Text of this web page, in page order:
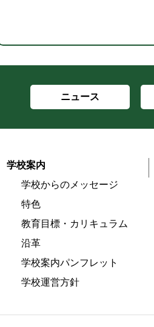
ニュース
学校案内
学校からのメッセージ
特色
教育目標・カリキュラム
沿革
学校案内パンフレット
学校運営方針